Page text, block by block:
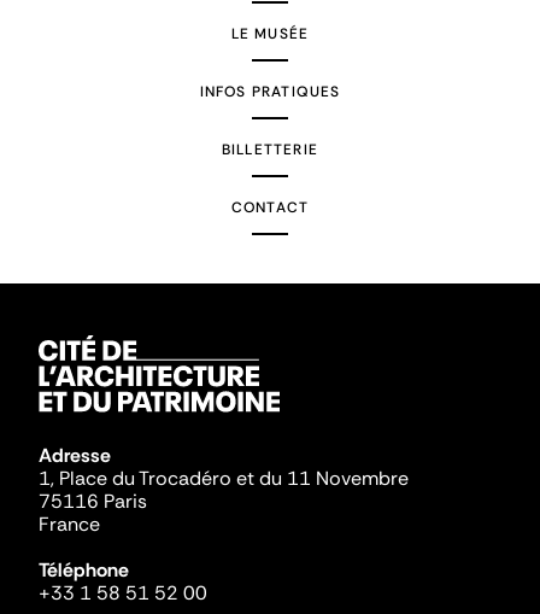
LE MUSÉE
INFOS PRATIQUES
BILLETTERIE
CONTACT
Adresse
1, Place du Trocadéro et du 11 Novembre
75116 Paris
France
Téléphone
+33 1 58 51 52 00